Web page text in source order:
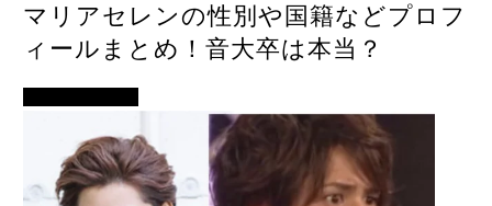
マリアセレンの性別や国籍などプロフ
ィールまとめ！音大卒は本当？